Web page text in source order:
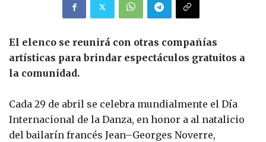
El elenco se reunirá con otras compañías
artísticas para brindar espectáculos gratuitos a
la comunidad.
Cada 29 de abril se celebra mundialmente el Día
Internacional de la Danza, en honor a al natalicio
del bailarín francés Jean–Georges Noverre,